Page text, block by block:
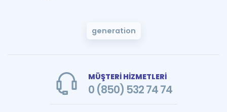
generation
MÜŞTERİ HİZMETLERİ
0 (850) 532 74 74